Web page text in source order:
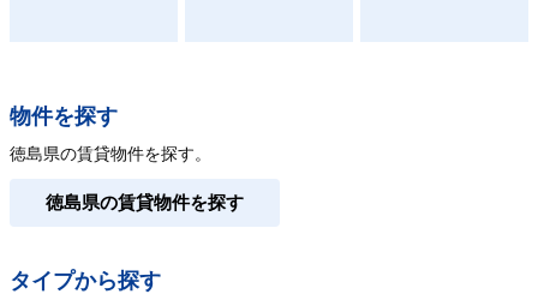
物件を探す
徳島県の賃貸物件を探す。
徳島県の賃貸物件を探す
タイプから探す